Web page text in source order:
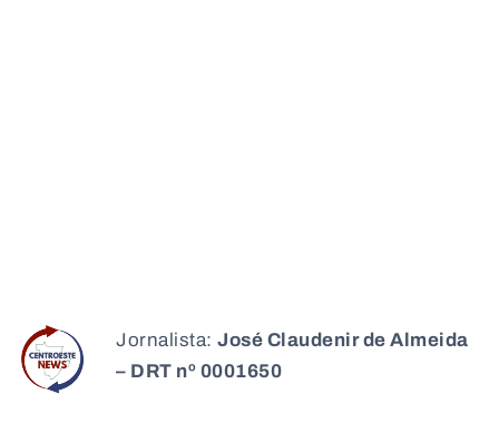
Jornalista: José Claudenir de Almeida
– DRT nº 0001650